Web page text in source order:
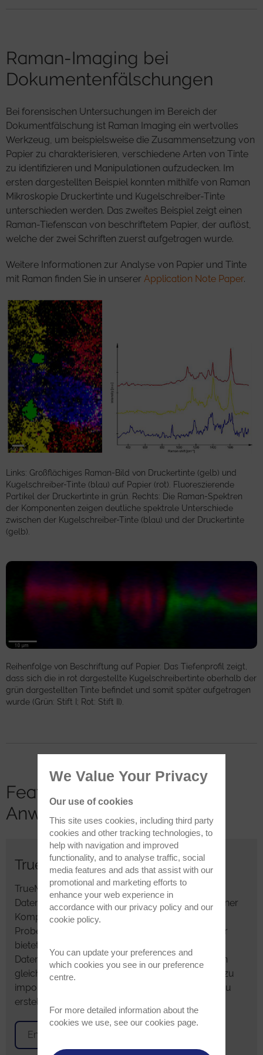
Raman-Imaging bei
Dokumentenfälschungen
Bei forensischen Untersuchungen im Bereich der
Dokumentfälschung ist Raman Imaging ein wertvolles
Werkzeug, um beispielsweise die Zusammensetzung von
Papier zu charakterisieren, verschiedene Arten von Tinte
zu identifizieren und Manipulationen aufzudecken. Im
ersten dargestellten Beispiel konnten mithilfe von Raman
Mikroskopie Druckertinte und Kugelschreiber-Tinte
unterschieden werden. Das zweites Beispiel zeigt einen
Raman-Tiefenscan von beschriftetem Papier, der auflöst,
welche der zwei Schriften zuerst aufgetragen wurde.
Weitere Informationen zur Analyse von Papier und Tinte
mit Raman finden Sie in unserer Application Note Paper.
Links: Großflächiges Raman-Bild von Druckertinte (gelb) und
Kugelschreiber-Tinte (blau) auf Papier (rot). Fluoreszierende
Partikel der Druckertinte in grün. Rechts: Die Raman-Spektren
der Komponenten zeigen deutliche spektrale Unterschiede
zwischen der Kugelschreiber-Tinte (blau) und der Druckertinte
(gelb).
Reihenfolge von Beschriftung auf Papier. Das Tiefenprofil zeigt,
dass sich die in rot dargestellte Kugelschreibertinte oberhalb der
grün dargestellten Tinte befindet und somit später aufgetragen
wurde (Grün: Stift I; Rot: Stift II).
Features für forensische
Anwendungen
TrueMatch-Datenbankmanager
TrueMatch ist ein leistungsstarker Raman-
Datenbankmanager, der die Identifizierung einzelner
Komponenten optimiert und so die forensische
Probenanalyse schneller und effizienter macht. Er
bietet Zugriff auf etablierte Bibliotheken wie die
Datenbanken von ST Japan und ermöglicht Ihnen
gleichzeitig, öffentlich zugängliche Datenbanken zu
importieren oder Ihren eigenen Spektralkatalog zu
erstellen.
Entdecken Sie TrueMatch
We Value Your Privacy
Our use of cookies
This site uses cookies, including third party
cookies and other tracking technologies, to
help with navigation and improved
functionality, and to analyse traffic, social
media features and ads that assist with our
promotional and marketing efforts to
enhance your web experience in
accordance with our privacy policy and our
cookie policy.
You can update your preferences and
which cookies you see in our preference
centre.
For more detailed information about the
cookies we use, see our cookies page.